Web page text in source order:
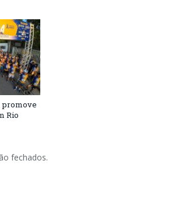
promove
Rio
fechados.